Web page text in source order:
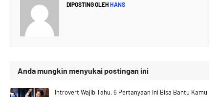
DIPOSTING OLEH HANS
Anda mungkin menyukai postingan ini
Introvert Wajib Tahu, 6 Pertanyaan Ini Bisa Bantu Kamu